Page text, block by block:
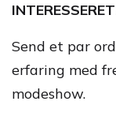
Send et par
erfaring med
modeshow.